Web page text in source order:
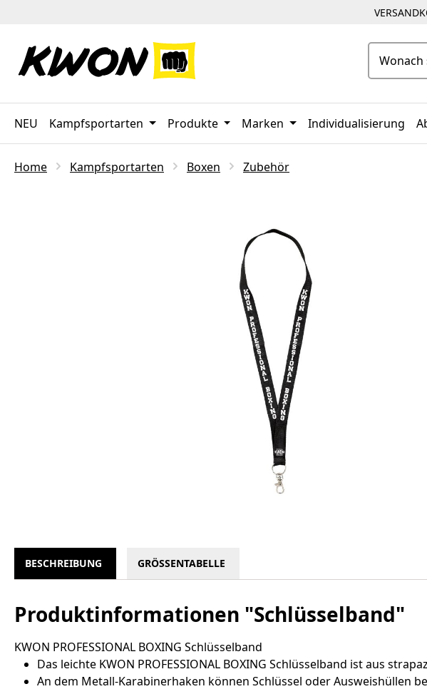
NEU Kampfsportarten Produkte Marken Individualisierung
Home Kampfsportarten Boxen Zubehör
BESCHREIBUNG GRÖSSENTABELLE
Produktinformationen "Schlüsselband"
KWON PROFESSIONAL BOXING Schlüsselband
Das leichte KWON PROFESSIONAL BOXING Schlüsselband ist aus
An dem Metall-Karabinerhaken können Schlüssel oder Ausweishüllen